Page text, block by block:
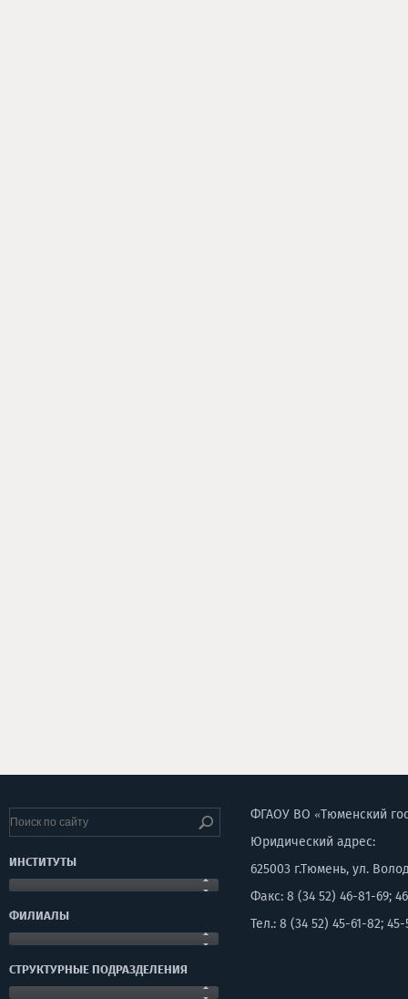
ИНСТИТУТЫ
ФИЛИАЛЫ
СТРУКТУРНЫЕ ПОДРАЗДЕЛЕНИЯ
ФГАОУ ВО «Тюменский
Юридический адрес:
625003 г.Тюмень, ул.
Факс: 8 (34 52) 46-81-69;
Тел.: 8 (34 52) 45-61-82; 45-